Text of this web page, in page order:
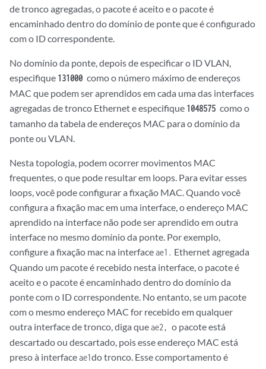
de tronco agregadas, o pacote é aceito e o pacote é
encaminhado dentro do domínio de ponte que é configurado
com o ID correspondente.
No domínio da ponte, depois de especificar o ID VLAN,
especifique 131000 como o número máximo de endereços
MAC que podem ser aprendidos em cada uma das interfaces
agregadas de tronco Ethernet e especifique 1048575 como o
tamanho da tabela de endereços MAC para o domínio da
ponte ou VLAN.
Nesta topologia, podem ocorrer movimentos MAC
frequentes, o que pode resultar em loops. Para evitar esses
loops, você pode configurar a fixação MAC. Quando você
configura a fixação mac em uma interface, o endereço MAC
aprendido na interface não pode ser aprendido em outra
interface no mesmo domínio da ponte. Por exemplo,
configure a fixação mac na interfaceae1. Ethernet agregada
Quando um pacote é recebido nesta interface, o pacote é
aceito e o pacote é encaminhado dentro do domínio da
ponte com o ID correspondente. No entanto, se um pacote
com o mesmo endereço MAC for recebido em qualquer
outra interface de tronco, diga queae2, o pacote está
descartado ou descartado, pois esse endereço MAC está
preso à interfaceae1do tronco. Esse comportamento é